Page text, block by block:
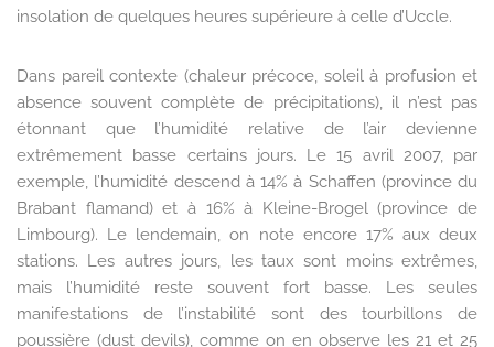
insolation de quelques heures supérieure à celle d’Uccle.
Dans pareil contexte (chaleur précoce, soleil à profusion et
absence souvent complète de précipitations), il n’est pas
étonnant que l’humidité relative de l’air devienne
extrêmement basse certains jours. Le 15 avril 2007, par
exemple, l’humidité descend à 14% à Schaffen (province du
Brabant flamand) et à 16% à Kleine-Brogel (province de
Limbourg). Le lendemain, on note encore 17% aux deux
stations. Les autres jours, les taux sont moins extrêmes,
mais l’humidité reste souvent fort basse. Les seules
manifestations de l’instabilité sont des tourbillons de
poussière (dust devils), comme on en observe les 21 et 25